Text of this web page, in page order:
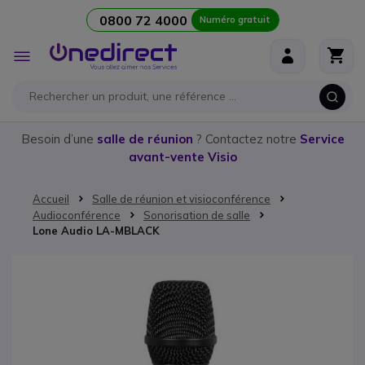
0800 72 4000 Numéro gratuit
Affichage
navigation
Besoin d’une salle de réunion ? Contactez notre Service
avant-vente Visio
Accueil
Salle de réunion et visioconférence
Audioconférence
Sonorisation de salle
Lone Audio LA-MBLACK